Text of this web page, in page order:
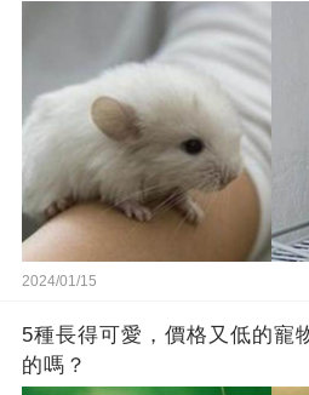
2024/01/15
5種長得可愛，價格又低的寵
的嗎？